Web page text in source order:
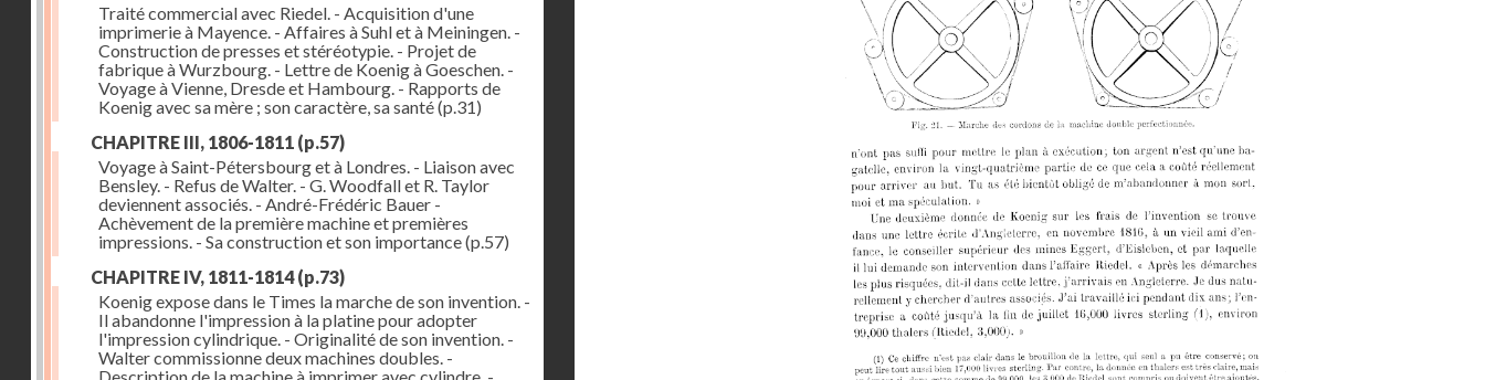
Traité commercial avec Riedel. - Acquisition d'une
imprimerie à Mayence. - Affaires à Suhl et à Meiningen. -
Construction de presses et stéréotypie. - Projet de
fabrique à Wurzbourg. - Lettre de Koenig à Goeschen. -
Voyage à Vienne, Dresde et Hambourg. - Rapports de
Koenig avec sa mère ; son caractère, sa santé(p.31)
CHAPITRE III, 1806-1811 (p.57)
Voyage à Saint-Pétersbourg et à Londres. - Liaison avec
Bensley. - Refus de Walter. - G. Woodfall et R. Taylor
deviennent associés. - André-Frédéric Bauer -
Achèvement de la première machine et premières
impressions. - Sa construction et son importance(p.57)
CHAPITRE IV, 1811-1814(p.73)
Koenig expose dans le Times la marche de son invention. -
Il abandonne l'impression à la platine pour adopter
l'impression cylindrique. - Originalité de son invention. -
Walter commissionne deux machines doubles. -